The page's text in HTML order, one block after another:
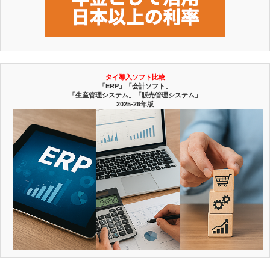
タイ導入ソフト比較
「ERP」「会計ソフト」
「生産管理システム」「販売管理システム」
2025-26年版